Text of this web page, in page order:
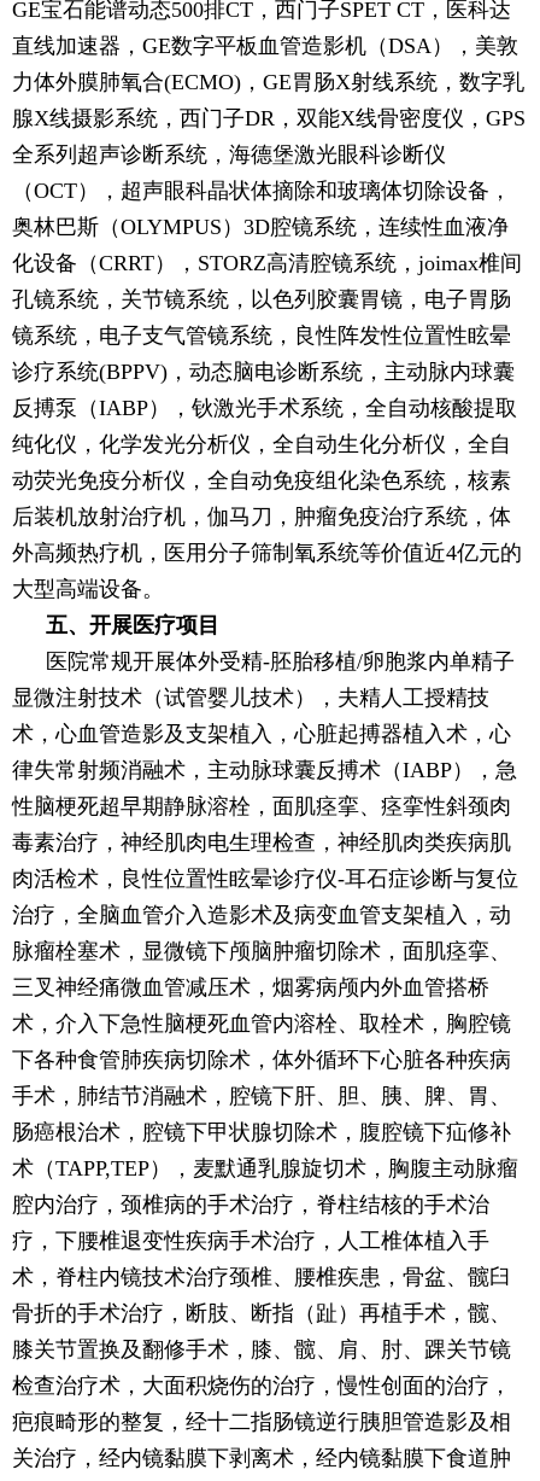
GE宝石能谱动态500排CT，西门子SPET CT，医科达
直线加速器，GE数字平板血管造影机（DSA），美敦
力体外膜肺氧合(ECMO)，GE胃肠X射线系统，数字乳
腺X线摄影系统，西门子DR，双能X线骨密度仪，GPS
全系列超声诊断系统，海德堡激光眼科诊断仪
（OCT），超声眼科晶状体摘除和玻璃体切除设备，
奥林巴斯（OLYMPUS）3D腔镜系统，连续性血液净
化设备（CRRT），STORZ高清腔镜系统，joimax椎间
孔镜系统，关节镜系统，以色列胶囊胃镜，电子胃肠
镜系统，电子支气管镜系统，良性阵发性位置性眩晕
诊疗系统(BPPV)，动态脑电诊断系统，主动脉内球囊
反搏泵（IABP），钬激光手术系统，全自动核酸提取
纯化仪，化学发光分析仪，全自动生化分析仪，全自
动荧光免疫分析仪，全自动免疫组化染色系统，核素
后装机放射治疗机，伽马刀，肿瘤免疫治疗系统，体
外高频热疗机，医用分子筛制氧系统等价值近4亿元的
大型高端设备。
五、开展医疗项目
医院常规开展体外受精-胚胎移植/卵胞浆内单精子
显微注射技术（试管婴儿技术），夫精人工授精技
术，心血管造影及支架植入，心脏起搏器植入术，心
律失常射频消融术，主动脉球囊反搏术（IABP），急
性脑梗死超早期静脉溶栓，面肌痉挛、痉挛性斜颈肉
毒素治疗，神经肌肉电生理检查，神经肌肉类疾病肌
肉活检术，良性位置性眩晕诊疗仪-耳石症诊断与复位
治疗，全脑血管介入造影术及病变血管支架植入，动
脉瘤栓塞术，显微镜下颅脑肿瘤切除术，面肌痉挛、
三叉神经痛微血管减压术，烟雾病颅内外血管搭桥
术，介入下急性脑梗死血管内溶栓、取栓术，胸腔镜
下各种食管肺疾病切除术，体外循环下心脏各种疾病
手术，肺结节消融术，腔镜下肝、胆、胰、脾、胃、
肠癌根治术，腔镜下甲状腺切除术，腹腔镜下疝修补
术（TAPP,TEP），麦默通乳腺旋切术，胸腹主动脉瘤
腔内治疗，颈椎病的手术治疗，脊柱结核的手术治
疗，下腰椎退变性疾病手术治疗，人工椎体植入手
术，脊柱内镜技术治疗颈椎、腰椎疾患，骨盆、髋臼
骨折的手术治疗，断肢、断指（趾）再植手术，髋、
膝关节置换及翻修手术，膝、髋、肩、肘、踝关节镜
检查治疗术，大面积烧伤的治疗，慢性创面的治疗，
疤痕畸形的整复，经十二指肠镜逆行胰胆管造影及相
关治疗，经内镜黏膜下剥离术，经内镜黏膜下食道肿